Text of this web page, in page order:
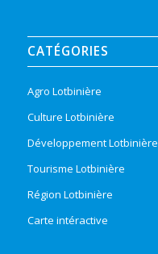
CATÉGORIES
Agro Lotbinière
Culture Lotbinière
Développement Lotbinière
Tourisme Lotbinière
Région Lotbinière
Carte intéractive